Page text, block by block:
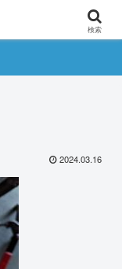
2024.03.16
検索